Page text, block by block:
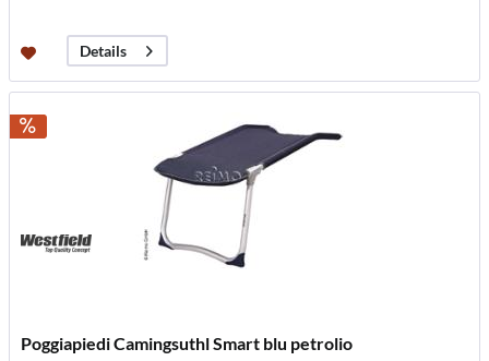
Details
Poggiapiedi Camingsuthl Smart blu petrolio